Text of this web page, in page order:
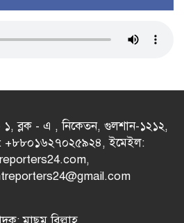
ব্লক - এ , নিকেতন, গুলশান-১২১২,
+৮৮০১৬২৭০২৫৯২৪, ইমেইল: